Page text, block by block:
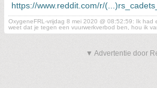
https://www.reddit.com/r/
OxygeneFRL-vrijdag 8 mei 2020 @ 08:52:59: Ik had
weet dat je tegen een vuurwerkverbod ben, hou ik
▼ Advertentie door